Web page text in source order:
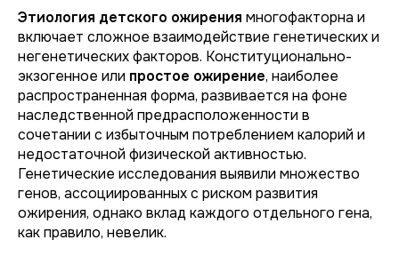
Этиология детского ожирения многофакторна и
включает сложное взаимодействие генетических и
негенетических факторов. Конституционально-
экзогенное или простое ожирение, наиболее
распространенная форма, развивается на фоне
наследственной предрасположенности в
сочетании с избыточным потреблением калорий и
недостаточной физической активностью.
Генетические исследования выявили множество
генов, ассоциированных с риском развития
ожирения, однако вклад каждого отдельного гена,
как правило, невелик.